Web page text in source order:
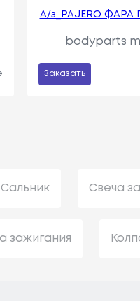
А/з_PAJERO
bodyparts
Заказать
Сальник Свеча
зажигания